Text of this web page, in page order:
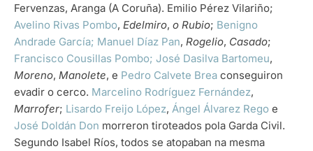
Fervenzas, Aranga (A Coruña). Emilio Pérez Vilariño;
Avelino Rivas Pombo, Edelmiro, o Rubio; Benigno
Andrade García; Manuel Díaz Pan, Rogelio, Casado;
Francisco Cousillas Pombo; José Dasilva Bartomeu,
Moreno, Manolete, e Pedro Calvete Brea conseguiron
evadir o cerco. Marcelino Rodríguez Fernández,
Marrofer; Lisardo Freijo López, Ángel Álvarez Rego e
José Doldán Don morreron tiroteados pola Garda Civil.
Segundo Isabel Ríos, todos se atopaban na mesma